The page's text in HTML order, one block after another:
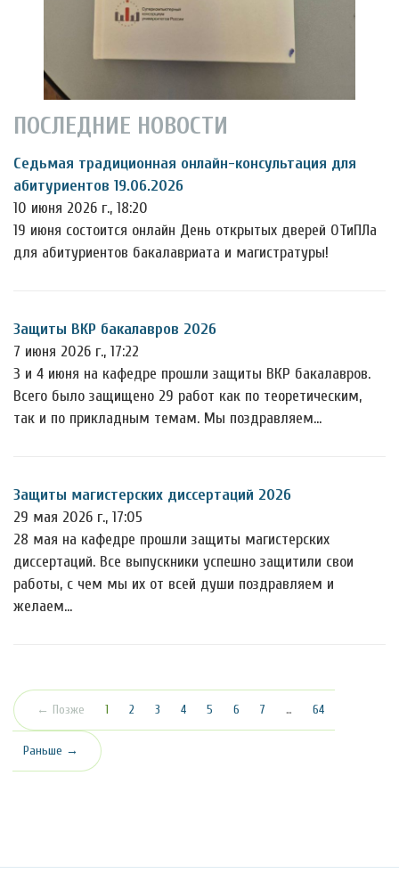
ПОСЛЕДНИЕ НОВОСТИ
Седьмая традиционная онлайн-консультация для
абитуриентов 19.06.2026
10 июня 2026 г., 18:20
19 июня состоится онлайн День открытых дверей ОТиПЛа
для абитуриентов бакалавриата и магистратуры!
Защиты ВКР бакалавров 2026
7 июня 2026 г., 17:22
3 и 4 июня на кафедре прошли защиты ВКР бакалавров.
Всего было защищено 29 работ как по теоретическим,
так и по прикладным темам. Мы поздравляем…
Защиты магистерских диссертаций 2026
29 мая 2026 г., 17:05
28 мая на кафедре прошли защиты магистерских
диссертаций. Все выпускники успешно защитили свои
работы, с чем мы их от всей души поздравляем и
желаем…
← Позже 1 (текущая)
2 3 4 5 6 7 … 64
Раньше →